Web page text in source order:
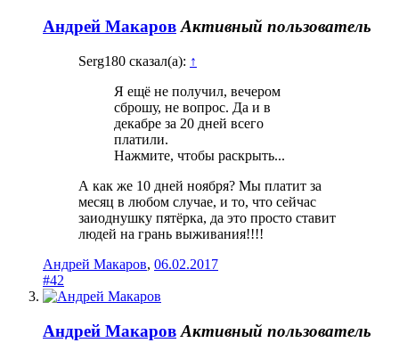
Андрей Макаров Активный пользователь
Serg180 сказал(а): ↑
Я ещё не получил, вечером
сброшу, не вопрос. Да и в
декабре за 20 дней всего
платили.
Нажмите, чтобы раскрыть...
А как же 10 дней ноября? Мы платит за
месяц в любом случае, и то, что сейчас
заиоднушку пятёрка, да это просто ставит
людей на грань выживания!!!!
Андрей Макаров, 06.02.2017
#42
Андрей Макаров Активный пользователь